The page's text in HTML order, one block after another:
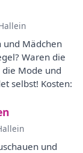
und Mädchen
Waren die
die Mode und
selbst! Kosten:
und